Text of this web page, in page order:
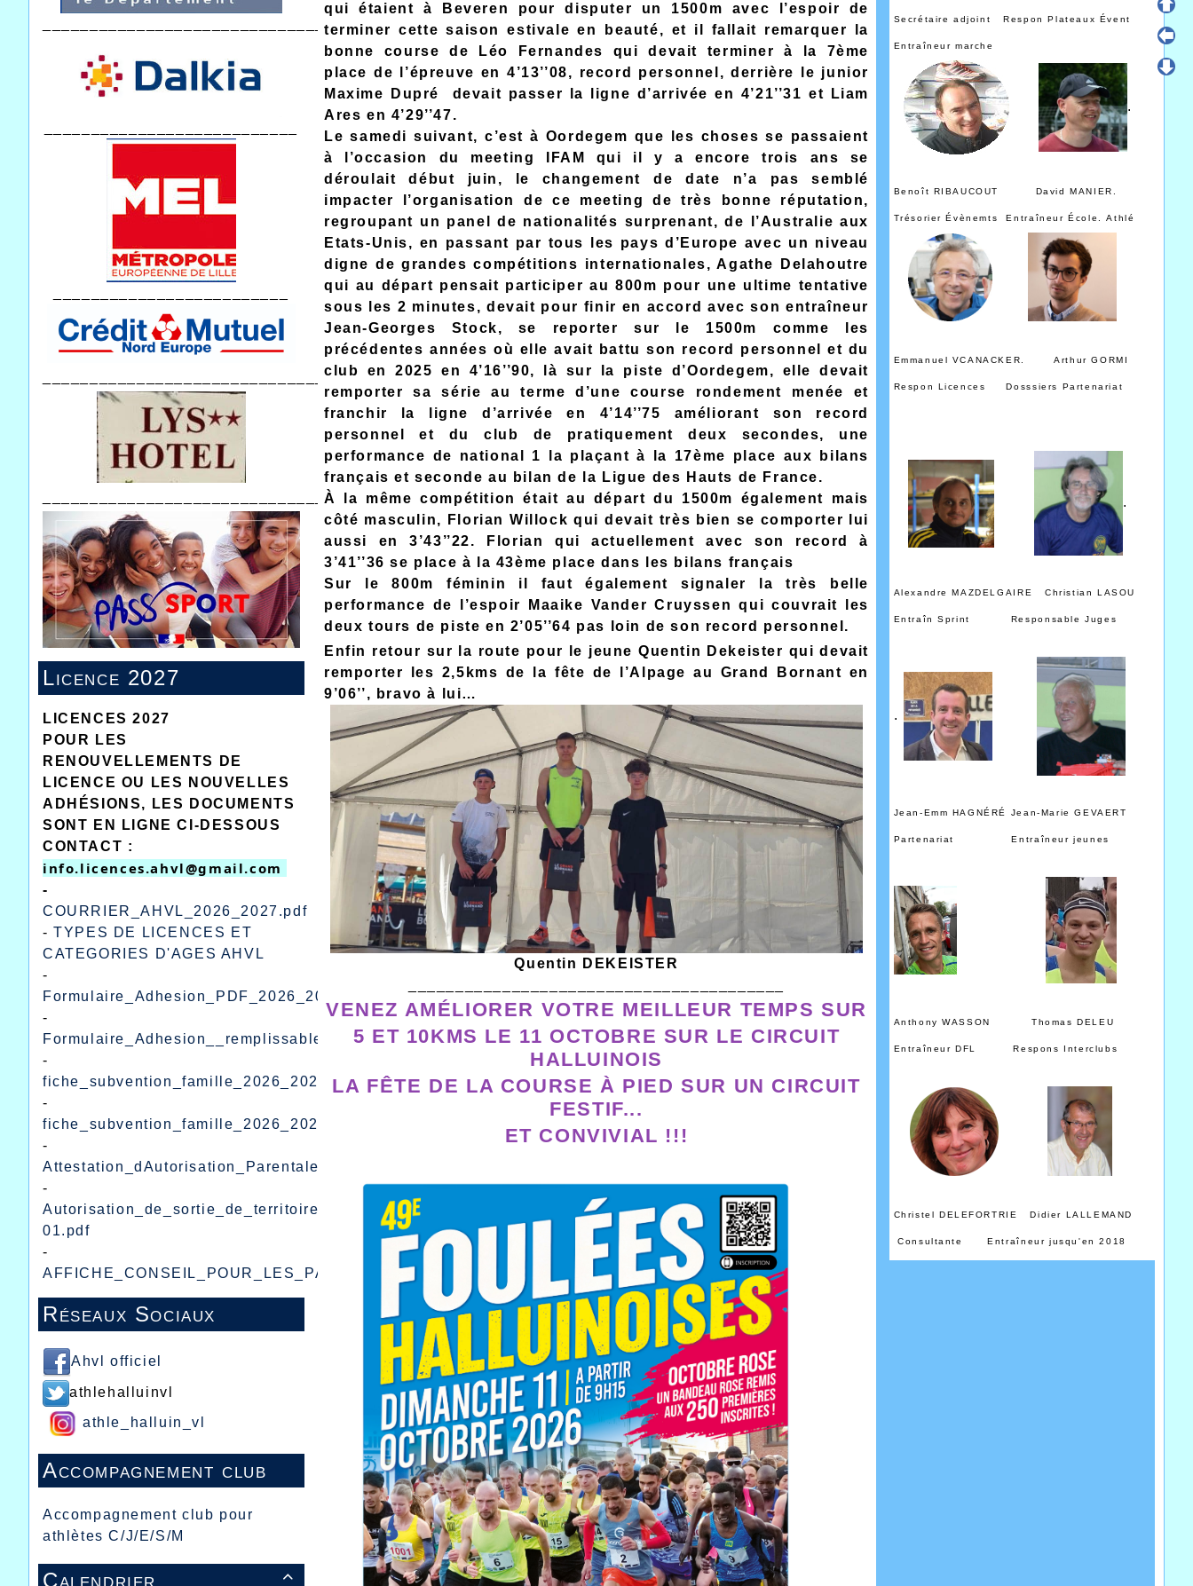
_________________________________
______________________________
Licence 2027
LICENCES 2027
POUR LES
RENOUVELLEMENTS DE
LICENCE OU LES NOUVELLES
ADHÉSIONS, LES DOCUMENTS
SONT EN LIGNE CI-DESSOUS
CONTACT :
info.licences.ahvl@gmail.com
-
COURRIER_AHVL_2026_2027.pdf
-TYPES DE LICENCES ET
CATEGORIES D'AGES AHVL
-
Formulaire_Adhesion_PDF_2026_2027.pdf
-
Formulaire_Adhesion__remplissable_excel_2026_2027.xls
-
fiche_subvention_famille_2026_2027.pdf
-
fiche_subvention_famille_2026_2027_remplissable_word.docx
-
Attestation_dAutorisation_Parentale.pdf
-
Autorisation_de_sortie_de_territoire_pour_mineur_cerfa_15646-
01.pdf
-
AFFICHE_CONSEIL_POUR_LES_PARENTS.pdf
Réseaux Sociaux
Ahvl officiel
athlehalluinvl
athle_halluin_vl
Accompagnement club
Accompagnement club pour
athlètes C/J/E/S/M

Calendrier
qui étaient à Beveren pour disputer un 1500m avec l’espoir de
terminer cette saison estivale en beauté, et il fallait remarquer la
bonne course de Léo Fernandes qui devait terminer à la 7ème
place de l’épreuve en 4’13’’08, record personnel, derrière le junior
Maxime Dupré devait passer la ligne d’arrivée en 4’21’’31 et Liam
Ares en 4’29’’47.
Le samedi suivant, c’est à Oordegem que les choses se passaient
à l’occasion du meeting IFAM qui il y a encore trois ans se
déroulait début juin, le changement de date n’a pas semblé
impacter l’organisation de ce meeting de très bonne réputation,
regroupant un panel de nationalités surprenant, de l’Australie aux
Etats-Unis, en passant par tous les pays d’Europe avec un niveau
digne de grandes compétitions internationales, Agathe Delahoutre
qui au départ pensait participer au 800m pour une ultime tentative
sous les 2 minutes, devait pour finir en accord avec son entraîneur
Jean-Georges Stock, se reporter sur le 1500m comme les
précédentes années où elle avait battu son record personnel et du
club en 2025 en 4’16’’90, là sur la piste d’Oordegem, elle devait
remporter sa série au terme d’une course rondement menée et
franchir la ligne d’arrivée en 4’14’’75 améliorant son record
personnel et du club de pratiquement deux secondes, une
performance de national 1 la plaçant à la 17ème place aux bilans
français et seconde au bilan de la Ligue des Hauts de France.
À la même compétition était au départ du 1500m également mais
côté masculin, Florian Willock qui devait très bien se comporter lui
aussi en 3’43’’22. Florian qui actuellement avec son record à
3’41’’36 se place à la 43ème place dans les bilans français
Sur le 800m féminin il faut également signaler la très belle
performance de l’espoir Maaike Vander Cruyssen qui couvrait les
deux tours de piste en 2’05’’64 pas loin de son record personnel.
Enfin retour sur la route pour le jeune Quentin Dekeister qui devait
remporter les 2,5kms de la fête de l’Alpage au Grand Bornant en
9’06’’, bravo à lui…
Quentin DEKEISTER
VENEZ AMÉLIORER VOTRE MEILLEUR TEMPS SUR
5 ET 10KMS LE 11 OCTOBRE SUR LE CIRCUIT
HALLUINOIS
LA FÊTE DE LA COURSE À PIED SUR UN CIRCUIT
FESTIF...
ET CONVIVIAL !!!
Secrétaire adjoint Respon Plateaux Évent
Entraîneur marche
.
Benoît RIBAUCOUT David MANIER.
Trésorier Évènemts Entraîneur École.Athlé
Emmanuel VCANACKER. Arthur GORMI
Respon Licences Dosssiers Partenariat
.
Alexandre MAZDELGAIRE Christian LASOU
Entraîn Sprint Responsable Juges
.
Jean-Emm HAGNÉRÉ Jean-Marie GEVAERT
Partenariat Entraîneur jeunes
Anthony WASSON Thomas DELEU
Entraîneur DFL Respons Interclubs
Christel DELEFORTRIE Didier LALLEMAND
Consultante Entraîneur jusqu'en 2018